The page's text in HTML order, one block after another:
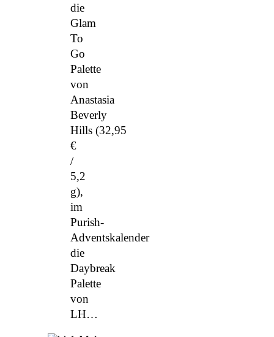
die
Glam
To
Go
Palette
von
Anastasia
Beverly
Hills (32,95
€
/
5,2
g),
im
Purish-
Adventskalender
die
Daybreak
Palette
von
LH…